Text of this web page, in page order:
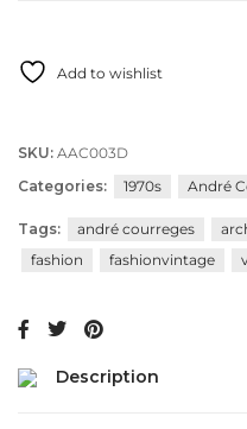
Add to wishlist
Description
SKU: AAC003D
Categories:
1970s André
Tags: andré courreges
fashion
fashionvintage